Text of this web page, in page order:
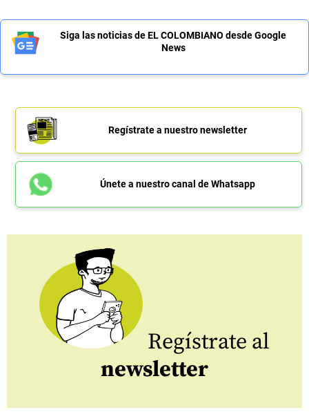
Siga las noticias de EL COLOMBIANO desde Google
News
Regístrate a nuestro newsletter
Únete a nuestro canal de Whatsapp
Regístrate al
newsletter